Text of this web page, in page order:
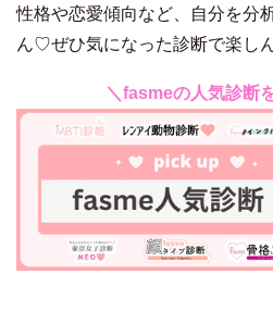
性格や恋愛傾向など、自分を分
ん♡ぜひ気になった診断で楽し
＼fasmeの人気診断